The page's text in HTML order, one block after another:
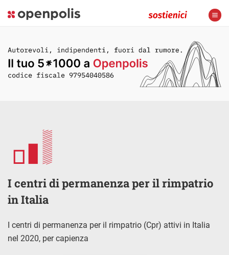
I centri di permanenza per il rimpatrio
in Italia
I centri di permanenza per il rimpatrio (Cpr) attivi in Italia
nel 2020, per capienza